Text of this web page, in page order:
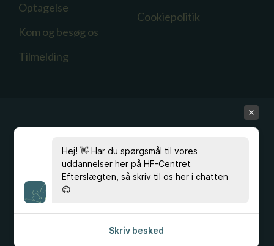
Optagelse
Kom og besøg os
Tilmelding
Cookiepolitik
Har du spørgsmål?
33 96 40 00, eller skriv til kontoret på
hfc@hfc.dk
eller studievejldningen på
Hej! 👋 Har du spørgsmål til vores
uddannelser her på HF-Centret
Efterslægten, så skriv til os her i chatten
😊
Skriv besked